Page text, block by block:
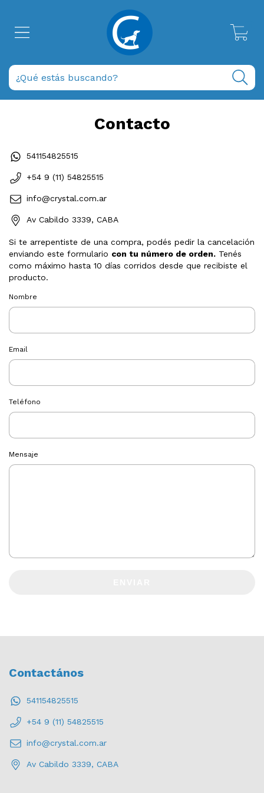
Contacto
541154825515
+54 9 (11) 54825515
info@crystal.com.ar
Av Cabildo 3339, CABA
Si te arrepentiste de una compra, podés pedir la cancelación
enviando este formulario con tu número de orden. Tenés
como máximo hasta 10 días corridos desde que recibiste el
producto.
Nombre
Email
Teléfono
Mensaje
Contactános
541154825515
+54 9 (11) 54825515
info@crystal.com.ar
Av Cabildo 3339, CABA